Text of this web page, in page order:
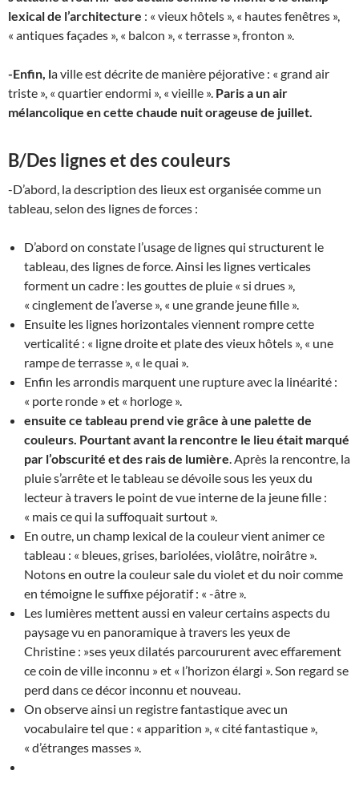
lexical de l’architecture : « vieux hôtels », « hautes fenêtres »,
« antiques façades », « balcon », « terrasse », fronton ».
-Enfin, la ville est décrite de manière péjorative : « grand air
triste », « quartier endormi », « vieille ». Paris a un air
mélancolique en cette chaude nuit orageuse de juillet.
B/Des lignes et des couleurs
-D’abord, la description des lieux est organisée comme un
tableau, selon des lignes de forces :
D’abord on constate l’usage de lignes qui structurent le
tableau, des lignes de force. Ainsi les lignes verticales
forment un cadre : les gouttes de pluie « si drues »,
« cinglement de l’averse », « une grande jeune fille ».
Ensuite les lignes horizontales viennent rompre cette
verticalité : « ligne droite et plate des vieux hôtels », « une
rampe de terrasse », « le quai ».
Enfin les arrondis marquent une rupture avec la linéarité :
« porte ronde » et « horloge ».
ensuite ce tableau prend vie grâce à une palette de
couleurs. Pourtant avant la rencontre le lieu était marqué
par l’obscurité et des rais de lumière. Après la rencontre, la
pluie s’arrête et le tableau se dévoile sous les yeux du
lecteur à travers le point de vue interne de la jeune fille :
« mais ce qui la suffoquait surtout ».
En outre, un champ lexical de la couleur vient animer ce
tableau : « bleues, grises, bariolées, violâtre, noirâtre ».
Notons en outre la couleur sale du violet et du noir comme
en témoigne le suffixe péjoratif : « -âtre ».
Les lumières mettent aussi en valeur certains aspects du
paysage vu en panoramique à travers les yeux de
Christine : »ses yeux dilatés parcoururent avec effarement
ce coin de ville inconnu » et « l’horizon élargi ». Son regard se
perd dans ce décor inconnu et nouveau.
On observe ainsi un registre fantastique avec un
vocabulaire tel que : « apparition », « cité fantastique »,
« d’étranges masses ».